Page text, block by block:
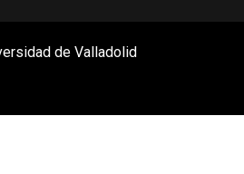
de Valladolid